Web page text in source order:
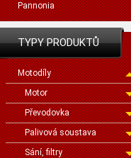
Pannonia
TYPY PRODUKTŮ
Motodíly
Motor
Převodovka
Palivová soustava
Sání, filtry